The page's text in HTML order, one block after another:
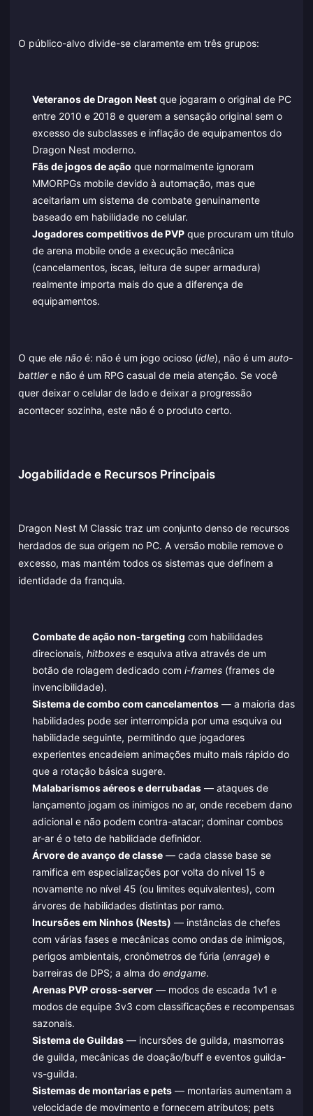
O público-alvo divide-se claramente em três grupos:
Veteranos de Dragon Nestque jogaram o original de PC
entre 2010 e 2018 e querem a sensação original sem o
excesso de subclasses e inflação de equipamentos do
Dragon Nest moderno.
Fãs de jogos de ação que normalmente ignoram
MMORPGs mobile devido à automação, mas que
aceitariam um sistema de combate genuinamente
baseado em habilidade no celular.
Jogadores competitivos de PVPque procuram um título
de arena mobile onde a execução mecânica
(cancelamentos, iscas, leitura de super armadura)
realmente importa mais do que a diferença de
equipamentos.
O que ele não é: não é um jogo ocioso (idle), não é um auto-
battlere não é um RPG casual de meia atenção. Se você
quer deixar o celular de lado e deixar a progressão
acontecer sozinha, este não é o produto certo.
Jogabilidade e Recursos Principais
Dragon Nest M Classic traz um conjunto denso de recursos
herdados de sua origem no PC. A versão mobile remove o
excesso, mas mantém todos os sistemas que definem a
identidade da franquia.
Combate de ação non-targeting com habilidades
direcionais, hitboxese esquiva ativa através de um
botão de rolagem dedicado com i-frames(frames de
invencibilidade).
Sistema de combo com cancelamentos— a maioria das
habilidades pode ser interrompida por uma esquiva ou
habilidade seguinte, permitindo que jogadores
experientes encadeiem animações muito mais rápido do
que a rotação básica sugere.
Malabarismos aéreos e derrubadas— ataques de
lançamento jogam os inimigos no ar, onde recebem dano
adicional e não podem contra-atacar; dominar combos
ar-ar é o teto de habilidade definidor.
Árvore de avanço de classe— cada classe base se
ramifica em especializações por volta do nível 15 e
novamente no nível 45 (ou limites equivalentes), com
árvores de habilidades distintas por ramo.
Incursões em Ninhos (Nests) — instâncias de chefes
com várias fases e mecânicas como ondas de inimigos,
perigos ambientais, cronômetros de fúria (enrage) e
barreiras de DPS; a alma do endgame.
Arenas PVP cross-server— modos de escada 1v1 e
modos de equipe 3v3 com classificações e recompensas
sazonais.
Sistema de Guildas— incursões de guilda, masmorras
de guilda, mecânicas de doação/buff e eventos guilda-
vs-guilda.
Sistemas de montarias e pets— montarias aumentam a
velocidade de movimento e fornecem atributos; pets